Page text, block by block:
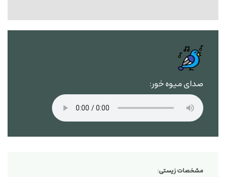
صدای میوه خور:
مشخصات زیستی: